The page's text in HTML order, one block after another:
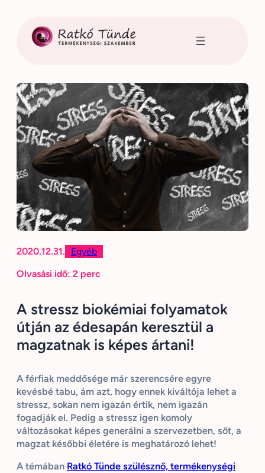
tartalomhoz
2020.12.31.
Egyéb
Olvasási idő: 2 perc
A stressz biokémiai folyamatok
útján az édesapán keresztül a
magzatnak is képes ártani!
A férfiak meddősége már szerencsére egyre
kevésbé tabu, ám azt, hogy ennek kiváltója lehet a
stressz, sokan nem igazán értik, nem igazán
fogadják el. Pedig a stressz igen komoly
változásokat képes generálni a szervezetben, sőt, a
magzat későbbi életére is meghatározó lehet!
A témában Ratkó Tünde szülésznő, termékenységi